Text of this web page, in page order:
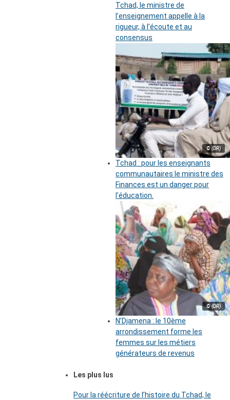
Tchad, le ministre de
l’enseignement appelle à la
rigueur, à l’écoute et au
consensus
© (DR)
Tchad : pour les enseignants
communautaires le ministre des
Finances est un danger pour
l’éducation.
© (DR)
N’Djamena : le 10ème
arrondissement forme les
femmes sur les métiers
générateurs de revenus
Les plus lus
Pour la réécriture de l’histoire du Tchad, le